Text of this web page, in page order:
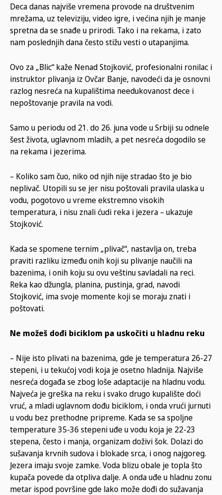
Deca danas najviše vremena provode na društvenim
mrežama, uz televiziju, video igre, i većina njih je manje
spretna da se snađe u prirodi. Tako i na rekama, i zato
nam poslednjih dana često stižu vesti o utapanjima.
Ovo za „Blic“ kaže Nenad Stojković, profesionalni ronilac i
instruktor plivanja iz Ovčar Banje, navodeći da je osnovni
razlog nesreća na kupalištima needukovanost dece i
nepoštovanje pravila na vodi.
Samo u periodu od 21. do 26. juna vode u Srbiji su odnele
šest života, uglavnom mladih, a pet nesreća dogodilo se
na rekama i jezerima.
– Koliko sam čuo, niko od njih nije stradao što je bio
neplivač. Utopili su se jer nisu poštovali pravila ulaska u
vodu, pogotovo u vreme ekstremno visokih
temperatura, i nisu znali ćudi reka i jezera – ukazuje
Stojković.
Kada se spomene ternim „plivač“, nastavlja on, treba
praviti razliku između onih koji su plivanje naučili na
bazenima, i onih koju su ovu veštinu savladali na reci.
Reka kao džungla, planina, pustinja, grad, navodi
Stojković, ima svoje momente koji se moraju znati i
poštovati.
Ne možeš dođi biciklom pa uskočiti u hladnu reku
– Nije isto plivati na bazenima, gde je temperatura 26-27
stepeni, i u tekućoj vodi koja je osetno hladnija. Najviše
nesreća događa se zbog loše adaptacije na hladnu vodu.
Najveća je greška na reku i svako drugo kupalište doći
vruć, a mladi uglavnom dođu biciklom, i onda vrući jurnuti
u vodu bez prethodne pripreme. Kada se sa spoljne
temperature 35-36 stepeni uđe u vodu koja je 22-23
stepena, često i manja, organizam doživi šok. Dolazi do
sušavanja krvnih sudova i blokade srca, i onog najgoreg.
Jezera imaju svoje zamke. Voda blizu obale je topla što
kupača povede da otpliva dalje. A onda uđe u hladnu zonu
metar ispod površine gde lako može dođi do sužavanja